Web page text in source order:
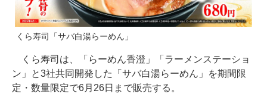
くら寿司「サバ白湯らーめん」
くら寿司は、「らーめん香澄」「ラーメンステーショ
ン」と3社共同開発した「サバ白湯らーめん」を期間限
定・数量限定で6月26日まで販売する。